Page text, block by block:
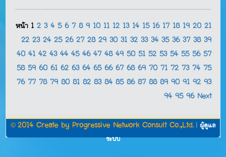
หน้า 1 2 3 4 5 6 7 8 9 10 11 12 13 14 15 16 17 18 19 20 21
22 23 24 25 26 27 28 29 30 31 32 33 34 35 36 37 38 39
40 41 42 43 44 45 46 47 48 49 50 51 52 53 54 55 56 57
58 59 60 61 62 63 64 65 66 67 68 69 70 71 72 73 74 75
76 77 78 79 80 81 82 83 84 85 86 87 88 89 90 91 92 93
94 95 96 Next
© 2014 Create by Progressive Network Consult Co.,Ltd. ผู้ดูแล
ระบบ